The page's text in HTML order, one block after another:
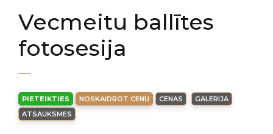
Vecmeitu ballītes
fotosesija
PIETEIKTIES NOSKAIDROT CENU CENAS
GALERIJA
ATSAUKSMES